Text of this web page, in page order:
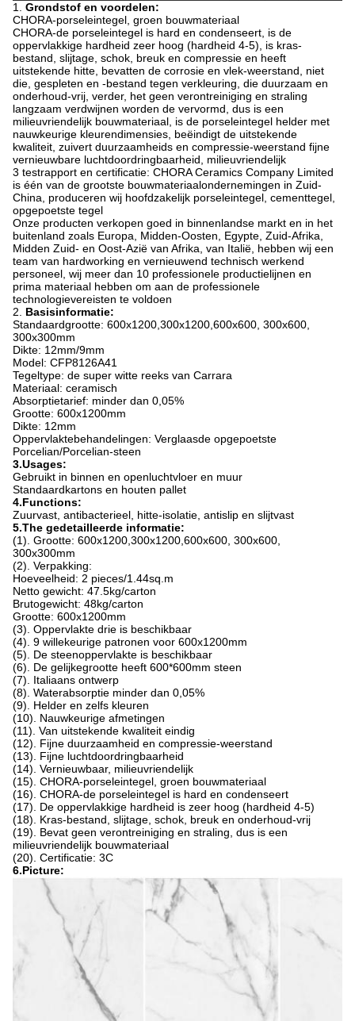
1. Grondstof en voordelen:
CHORA-porseleintegel, groen bouwmateriaal
CHORA-de porseleintegel is hard en condenseert, is de
oppervlakkige hardheid zeer hoog (hardheid 4-5), is kras-
bestand, slijtage, schok, breuk en compressie en heeft
uitstekende hitte, bevatten de corrosie en vlek-weerstand, niet
die, gespleten en -bestand tegen verkleuring, die duurzaam en
onderhoud-vrij, verder, het geen verontreiniging en straling
langzaam verdwijnen worden de vervormd, dus is een
milieuvriendelijk bouwmateriaal, is de porseleintegel helder met
nauwkeurige kleurendimensies, beëindigt de uitstekende
kwaliteit, zuivert duurzaamheids en compressie-weerstand fijne
vernieuwbare luchtdoordringbaarheid, milieuvriendelijk
3 testrapport en certificatie: CHORA Ceramics Company Limited
is één van de grootste bouwmateriaalondernemingen in Zuid-
China, produceren wij hoofdzakelijk porseleintegel, cementtegel,
opgepoetste tegel
Onze producten verkopen goed in binnenlandse markt en in het
buitenland zoals Europa, Midden-Oosten, Egypte, Zuid-Afrika,
Midden Zuid- en Oost-Azië van Afrika, van Italië, hebben wij een
team van hardworking en vernieuwend technisch werkend
personeel, wij meer dan 10 professionele productielijnen en
prima materiaal hebben om aan de professionele
technologievereisten te voldoen
2. Basisinformatie:
Standaardgrootte: 600x1200,300x1200,600x600, 300x600,
300x300mm
Dikte: 12mm/9mm
Model: CFP8126A41
Tegeltype: de super witte reeks van Carrara
Materiaal: ceramisch
Absorptietarief: minder dan 0,05%
Grootte: 600x1200mm
Dikte: 12mm
Oppervlaktebehandelingen: Verglaasde opgepoetste
Porcelian/Porcelian-steen
3.Usages:
Gebruikt in binnen en openluchtvloer en muur
Standaardkartons en houten pallet
4.Functions:
Zuurvast, antibacterieel, hitte-isolatie, antislip en slijtvast
5.The gedetailleerde informatie:
(1). Grootte: 600x1200,300x1200,600x600, 300x600,
300x300mm
(2). Verpakking:
Hoeveelheid: 2 pieces/1.44sq.m
Netto gewicht: 47.5kg/carton
Brutogewicht: 48kg/carton
Grootte: 600x1200mm
(3). Oppervlakte drie is beschikbaar
(4). 9 willekeurige patronen voor 600x1200mm
(5). De steenoppervlakte is beschikbaar
(6). De gelijkegrootte heeft 600*600mm steen
(7). Italiaans ontwerp
(8). Waterabsorptie minder dan 0,05%
(9). Helder en zelfs kleuren
(10). Nauwkeurige afmetingen
(11). Van uitstekende kwaliteit eindig
(12). Fijne duurzaamheid en compressie-weerstand
(13). Fijne luchtdoordringbaarheid
(14). Vernieuwbaar, milieuvriendelijk
(15). CHORA-porseleintegel, groen bouwmateriaal
(16). CHORA-de porseleintegel is hard en condenseert
(17). De oppervlakkige hardheid is zeer hoog (hardheid 4-5)
(18). Kras-bestand, slijtage, schok, breuk en onderhoud-vrij
(19). Bevat geen verontreiniging en straling, dus is een
milieuvriendelijk bouwmateriaal
(20). Certificatie: 3C
6.Picture: